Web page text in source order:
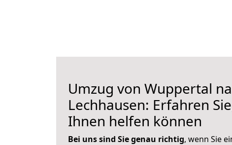
Umzug von Wuppertal
Lechhausen: Erfahren
Ihnen helfen können
Bei uns sind Sie genau richtig, wenn Sie